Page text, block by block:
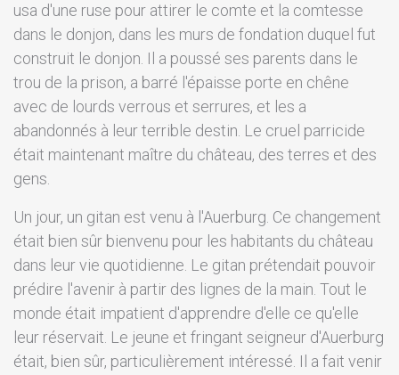
usa d'une ruse pour attirer le comte et la comtesse
dans le donjon, dans les murs de fondation duquel fut
construit le donjon. Il a poussé ses parents dans le
trou de la prison, a barré l'épaisse porte en chêne
avec de lourds verrous et serrures, et les a
abandonnés à leur terrible destin. Le cruel parricide
était maintenant maître du château, des terres et des
gens.
Un jour, un gitan est venu à l'Auerburg. Ce changement
était bien sûr bienvenu pour les habitants du château
dans leur vie quotidienne. Le gitan prétendait pouvoir
prédire l'avenir à partir des lignes de la main. Tout le
monde était impatient d'apprendre d'elle ce qu'elle
leur réservait. Le jeune et fringant seigneur d'Auerburg
était, bien sûr, particulièrement intéressé. Il a fait venir